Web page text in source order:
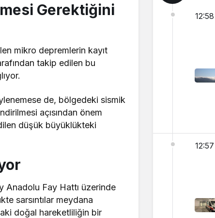
Gerektiğini
mikro depremlerin kayıt
takip edilen bu
de, bölgedeki sismik
açısından önem
düşük büyüklükteki
Anadolu Fay Hattı üzerinde
sarsıntılar meydana
doğal hareketliliğin bir
12:58
12:57